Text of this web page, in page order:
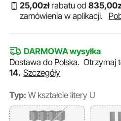
25,00złrabatu od835,00
zamówienia w aplikacji.
DARMOWA wysyłka
Dostawa do Polska.Otrzymaj
14. Szczegóły
Typ: W kształcie litery U